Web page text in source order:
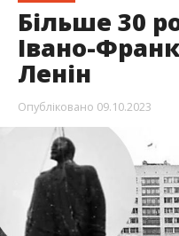
Більше 30
Івано-
Ленін
Опубліковано 09.10.2023